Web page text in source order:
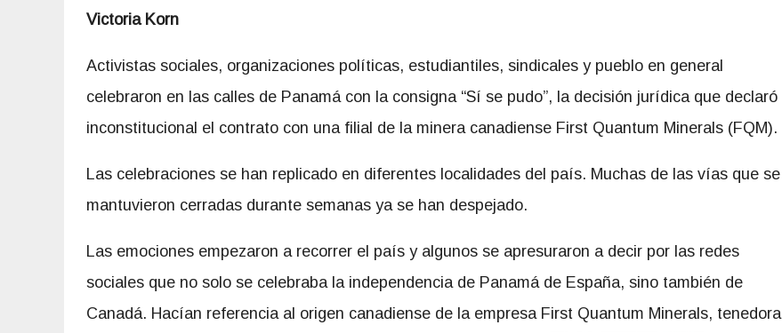
Victoria Korn
Activistas sociales, organizaciones políticas, estudiantiles, sindicales y pueblo en general
celebraron en las calles de Panamá con la consigna “Sí se pudo”, la decisión jurídica que declaró
inconstitucional el contrato con una filial de la minera canadiense First Quantum Minerals (FQM).
Las celebraciones se han replicado en diferentes localidades del país. Muchas de las vías que se
mantuvieron cerradas durante semanas ya se han despejado.
Las emociones empezaron a recorrer el país y algunos se apresuraron a decir por las redes
sociales que no solo se celebraba la independencia de Panamá de España, sino también de
Canadá. Hacían referencia al origen canadiense de la empresa First Quantum Minerals, tenedora